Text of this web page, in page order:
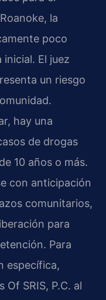
la
poco
El juez
un riesgo
hay una
de drogas
10 años o más.
con anticipación
comunitarios,
para
Para
específica,
SRIS, P.C. al